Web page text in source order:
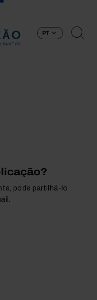
PT
pode partilhá-lo